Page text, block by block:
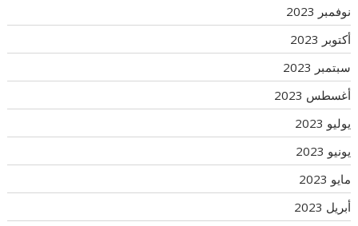
نوفمبر 2023
أكتوبر 2023
سبتمبر 2023
أغسطس 2023
يوليو 2023
يونيو 2023
مايو 2023
أبريل 2023